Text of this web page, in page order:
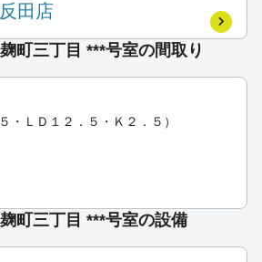
田店
町三丁目 ***号室の間取り
・ＬＤ１２．５・Ｋ２．５）
町三丁目 ***号室の設備